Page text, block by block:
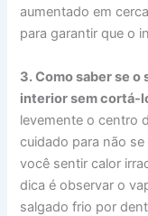
aumentado em
para garantir que o
3. Como saber se
interior sem cortá-
levemente o centro
cuidado para não
você sentir calor
dica é observar o
salgado frio por